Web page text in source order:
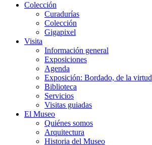
Colección
Curadurías
Colección
Gigapixel
Visita
Información general
Exposiciones
Agenda
Exposición: Bordado, de la virtud
Biblioteca
Servicios
Visitas guiadas
El Museo
Quiénes somos
Arquitectura
Historia del Museo